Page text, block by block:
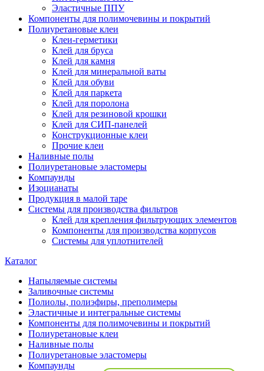
Эластичные ППУ
Компоненты для полимочевины и покрытий
Полиуретановые клеи
Клеи-герметики
Клей для бруса
Клей для камня
Клей для минеральной ваты
Клей для обуви
Клей для паркета
Клей для поролона
Клей для резиновой крошки
Клей для СИП-панелей
Конструкционные клеи
Прочие клеи
Наливные полы
Полиуретановые эластомеры
Компаунды
Изоцианаты
Продукция в малой таре
Системы для производства фильтров
Клей для крепления фильтрующих элементов
Компоненты для производства корпусов
Системы для уплотнителей
Каталог
Напыляемые системы
Заливочные системы
Полиолы, полиэфиры, преполимеры
Эластичные и интегральные системы
Компоненты для полимочевины и покрытий
Полиуретановые клеи
Наливные полы
Полиуретановые эластомеры
Компаунды